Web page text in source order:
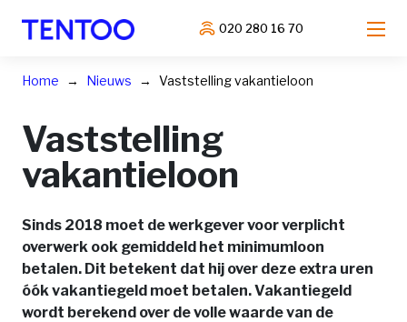
020 280 16 70
Home Nieuws Vaststelling vakantieloon
Vaststelling
vakantieloon
Sinds 2018 moet de werkgever voor verplicht
overwerk ook gemiddeld het minimumloon
betalen. Dit betekent dat hij over deze extra uren
óók vakantiegeld moet betalen. Vakantiegeld
wordt berekend over de volle waarde van de